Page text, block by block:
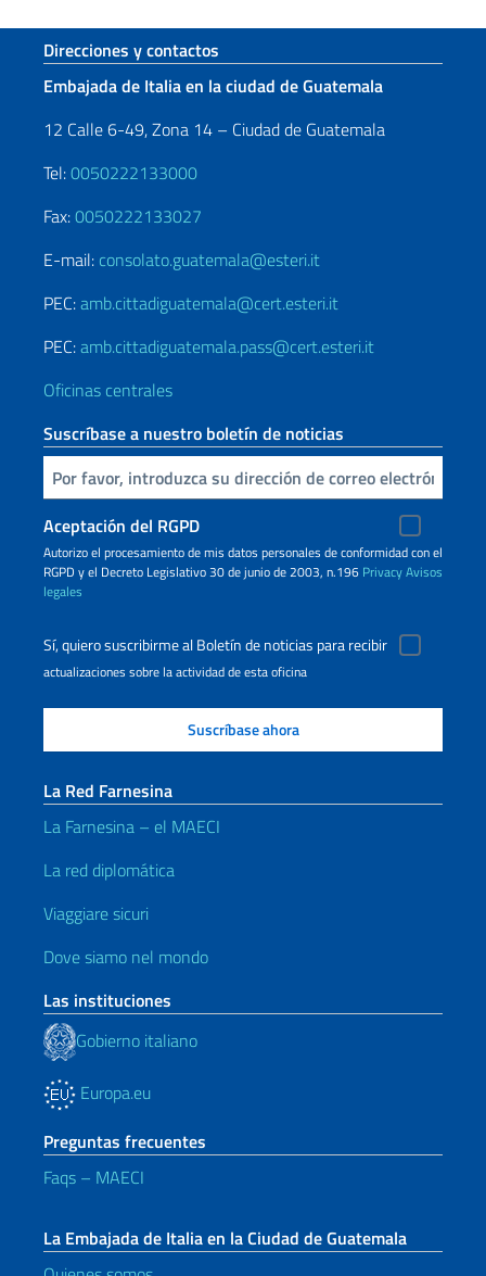
Sezione footer
Direcciones y contactos
Embajada de Italia en la ciudad de Guatemala
12 Calle 6-49, Zona 14 – Ciudad de Guatemala
Tel:0050222133000
Fax:0050222133027
E-mail: consolato.guatemala@esteri.it
PEC:amb.cittadiguatemala@cert.esteri.it
PEC:amb.cittadiguatemala.pass@cert.esteri.it
Oficinas centrales
Suscríbase a nuestro boletín de noticias
Inserta tu correo electronico
Aceptación del RGPD
Autorizo ​​el procesamiento de mis datos personales de conformidad con el
RGPD y el Decreto Legislativo 30 de junio de 2003, n.196 PrivacyAvisos
legales
Sí, quiero suscribirme al Boletín de noticias para recibir
actualizaciones sobre la actividad de esta oficina
La Red Farnesina
La Farnesina – el MAECI
La red diplomática
Viaggiare sicuri
Dove siamo nel mondo
Las instituciones
Gobierno italiano
Europa.eu
Preguntas frecuentes
Faqs – MAECI
La Embajada de Italia en la Ciudad de Guatemala